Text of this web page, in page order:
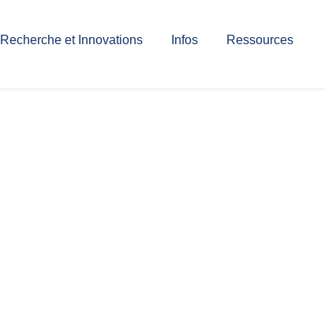
Recherche et Innovations Infos Ressources